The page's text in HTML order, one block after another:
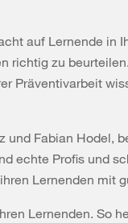
auf Lernende in
richtig zu
Präventivarbeit
und Fabian Hodel,
echte Profis und
Lernenden mit
Lernenden. So